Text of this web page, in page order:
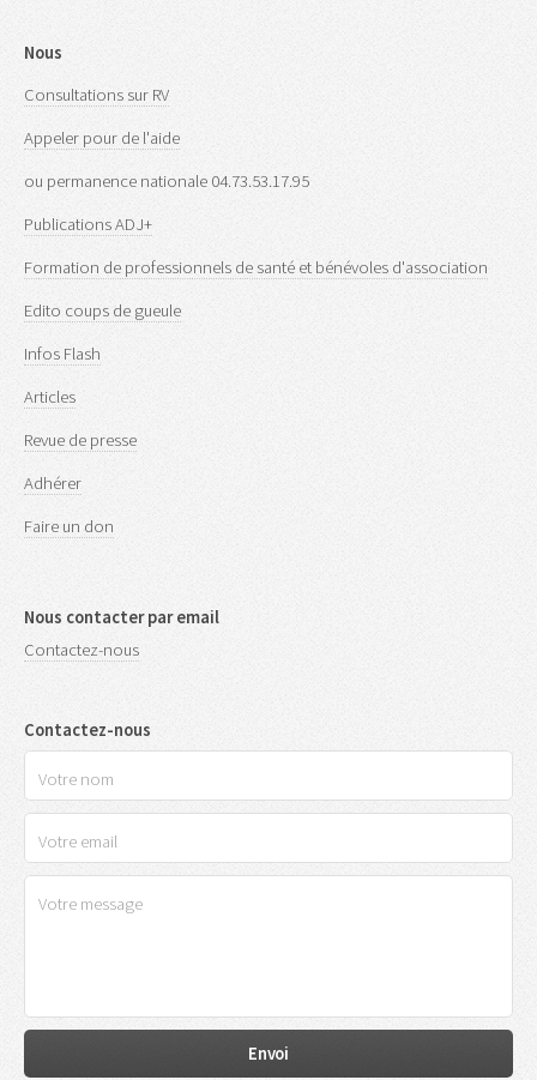
Nous
Consultations sur RV
Appeler pour de l'aide
ou permanence nationale 04.73.53.17.95
Publications ADJ+
Formation de professionnels de santé et bénévoles d'association
Edito coups de gueule
Infos Flash
Articles
Revue de presse
Adhérer
Faire un don
Nous contacter par email
Contactez-nous
Contactez-nous